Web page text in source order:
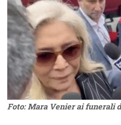
Foto: Mara Venier ai funerali